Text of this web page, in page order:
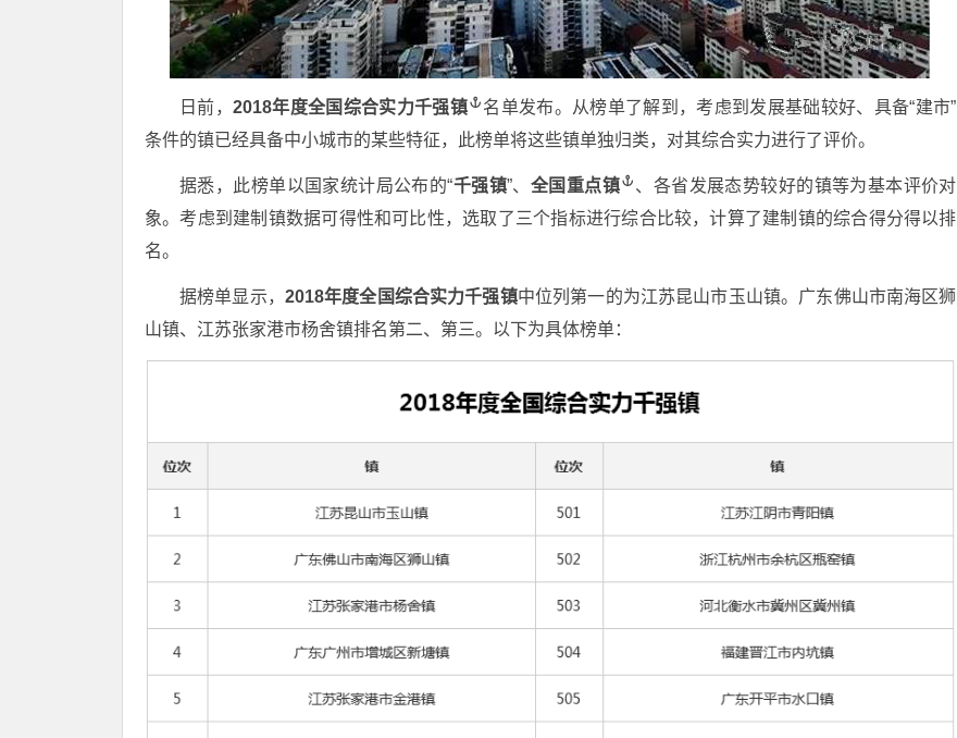
日前，2018年度全国综合实力千强镇
名单发布。从榜单了解到，考虑到发展基础较好、具备“建市”
条件的镇已经具备中小城市的某些特征，此榜单将这些镇单独归类，对其综合实力进行了评价。
据悉，此榜单以国家统计局公布的“千强镇”、 全国重点镇
、各省发展态势较好的镇等为基本评价对
象。考虑到建制镇数据可得性和可比性，选取了三个指标进行综合比较，计算了建制镇的综合得分得以排
名。
据榜单显示， 2018年度全国综合实力千强镇中位列第一的为江苏昆山市玉山镇。广东佛山市南海区狮
山镇、江苏张家港市杨舍镇排名第二、第三。以下为具体榜单：